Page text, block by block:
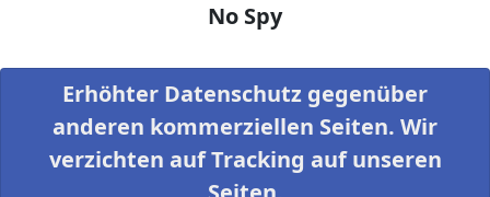
No Spy
Erhöhter Datenschutz gegenüber
anderen kommerziellen Seiten. Wir
verzichten auf Tracking auf unseren